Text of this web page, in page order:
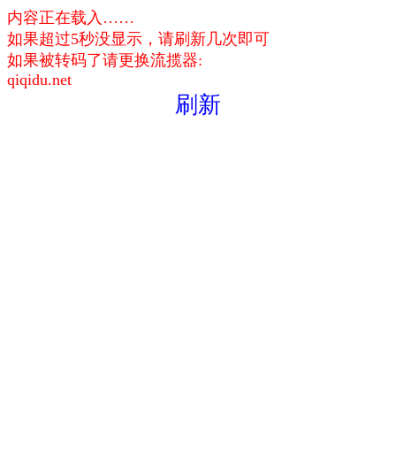
内容正在载入……
如果超过5秒没显示，请刷新几次即可
如果被转码了请更换流揽器:
qiqidu.net
刷新